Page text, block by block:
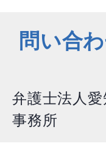
問い合
弁護士法人
事務所